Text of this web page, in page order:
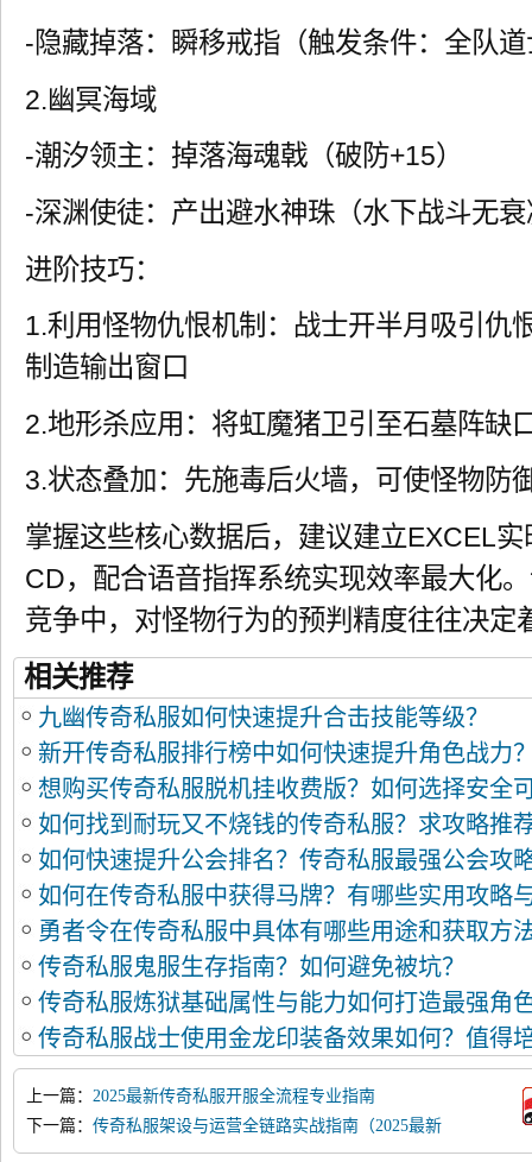
-隐藏掉落：瞬移戒指（触发条件：全队
2.幽冥海域
-潮汐领主：掉落海魂戟（破防+15）
-深渊使徒：产出避水神珠（水下战斗无
进阶技巧：
1.利用怪物仇恨机制：战士开半月吸引仇
制造输出窗口
2.地形杀应用：将虹魔猪卫引至石墓阵缺
3.状态叠加：先施毒后火墙，可使怪物防
掌握这些核心数据后，建议建立EXCEL
CD，配合语音指挥系统实现效率最大化
竞争中，对怪物行为的预判精度往往决定
相关推荐
九幽传奇私服如何快速提升合击技能等级？
新开传奇私服排行榜中如何快速提升角色战力
想购买传奇私服脱机挂收费版？如何选择安全
如何找到耐玩又不烧钱的传奇私服？求攻略推
如何快速提升公会排名？传奇私服最强公会攻
如何在传奇私服中获得马牌？有哪些实用攻略
勇者令在传奇私服中具体有哪些用途和获取方
传奇私服鬼服生存指南？如何避免被坑？
传奇私服炼狱基础属性与能力如何打造最强角
传奇私服战士使用金龙印装备效果如何？值得
上一篇： 2025最新传奇私服开服全流程专业指南
下一篇： 传奇私服架设与运营全链路实战指南（2025最新
版）